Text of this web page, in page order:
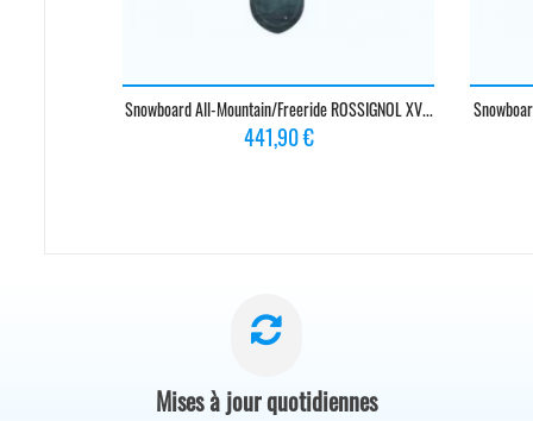
Snowboard All-Mountain/freeride ROSSIGNOL XV...
Prix
441,90 €
Mises à jour quotidiennes